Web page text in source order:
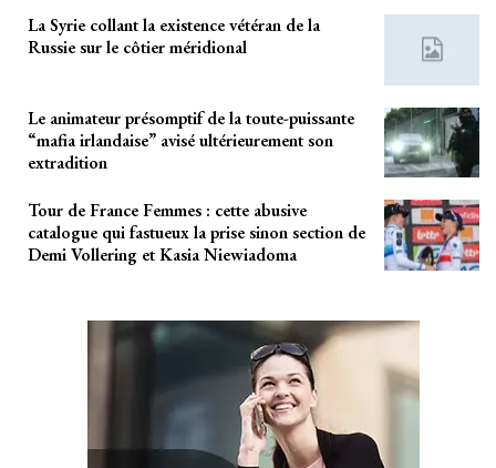
La Syrie collant la existence vétéran de la
Russie sur le côtier méridional
Le animateur présomptif de la toute-puissante
“mafia irlandaise” avisé ultérieurement son
extradition
Tour de France Femmes : cette abusive
catalogue qui fastueux la prise sinon section de
Demi Vollering et Kasia Niewiadoma